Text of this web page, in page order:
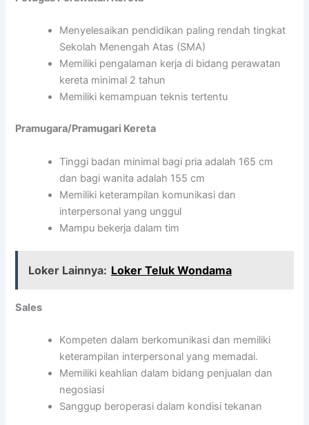
Menyelesaikan pendidikan paling rendah tingkat
Sekolah Menengah Atas (SMA)
Memiliki pengalaman kerja di bidang perawatan
kereta minimal 2 tahun
Memiliki kemampuan teknis tertentu
Pramugara/Pramugari Kereta
Tinggi badan minimal bagi pria adalah 165 cm
dan bagi wanita adalah 155 cm
Memiliki keterampilan komunikasi dan
interpersonal yang unggul
Mampu bekerja dalam tim
Loker Lainnya: Loker Teluk Wondama
Sales
Kompeten dalam berkomunikasi dan memiliki
keterampilan interpersonal yang memadai.
Memiliki keahlian dalam bidang penjualan dan
negosiasi
Sanggup beroperasi dalam kondisi tekanan